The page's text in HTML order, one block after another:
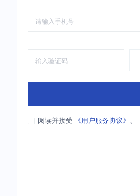
阅读并接受 《用户服务协议》 、